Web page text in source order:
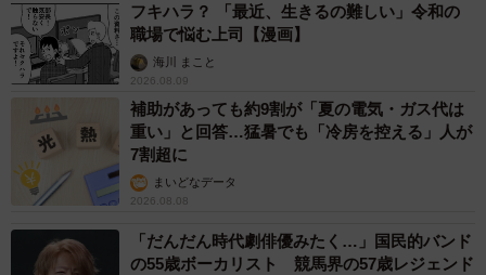
フキハラ？ 「最近、生きるの難しい」令和の
職場で悩む上司【漫画】
海川 まこと
2026.08.09
補助があっても約9割が「夏の電気・ガス代は
重い」と回答…猛暑でも「冷房を控える」人が
7割超に
まいどなデータ
2026.08.08
「だんだん時代劇俳優みたく…」国民的バンド
の55歳ボーカリスト 競馬界の57歳レジェンド